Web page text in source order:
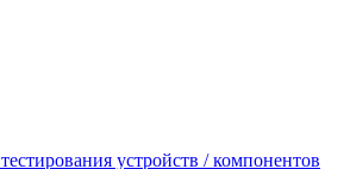
устройств / компонентов